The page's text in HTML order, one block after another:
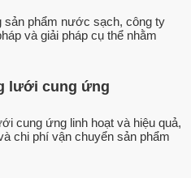
phẩm nước sạch, công ty
và giải pháp cụ thể nhằm
lưới cung ứng
cung ứng linh hoạt và hiệu quả,
chi phí vận chuyển sản phẩm